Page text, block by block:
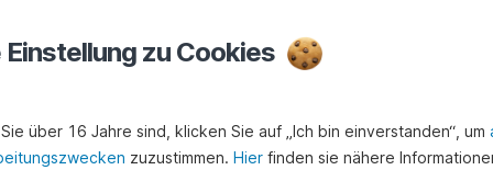
spenden möchten.
aus der Listeaus. Wenn Sie die Organisation Ihrer Wahl
SEPA-Überweisung. Wir werden die Liste kontinuierlich
Einstellung zu Cookies
über 16 Jahre sind, klicken Sie auf „Ich bin einverstanden“, um
zuzustimmen. Hier finden sie nähere